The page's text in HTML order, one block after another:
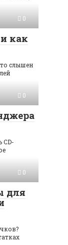
0
как
слышен
0
CD-
0
для